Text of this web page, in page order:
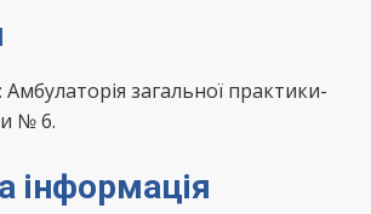
загальної практики-
№ 6.
інформація